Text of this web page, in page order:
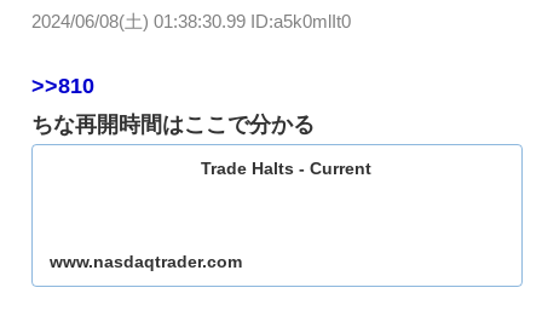
2024/06/08(土) 01:38:30.99 ID:a5k0mlIt0
>>810
ちな再開時間はここで分かる
Trade Halts - Current
www.nasdaqtrader.com